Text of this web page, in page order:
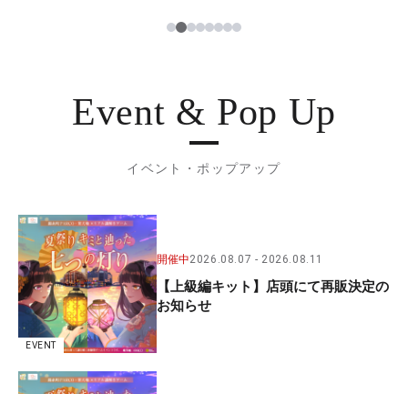
1234567
Event & Pop Up
イベント・ポップアップ
EVENT
開催中2026.08.07 2026.08.11
【上級編キット】店頭にて再販決定の
お知らせ